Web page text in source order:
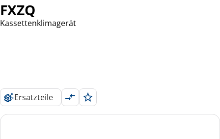
FXZQ
Kassettenklimagerät
Ersatzteile